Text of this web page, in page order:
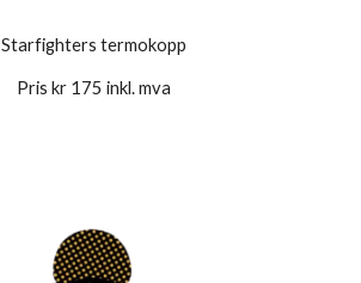
Starfighters termokopp
Pris kr 175 inkl. mva